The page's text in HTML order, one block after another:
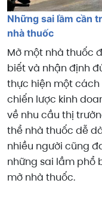
Những sai lầm cần
nhà thuốc
Mở một nhà thuốc
biết và nhận định
thực hiện một
chiến lược kinh
về nhu cầu thị
thể nhà thuốc dễ
nhiều người cũng
những sai lầm phổ
mở nhà thuốc.